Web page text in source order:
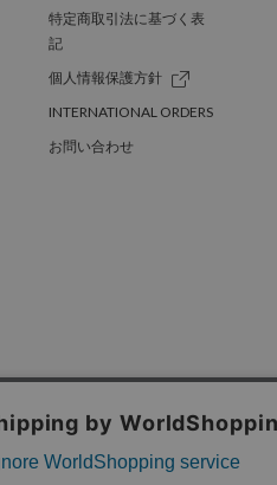
特定商取引法に基づく表
記
個人情報保護方針
INTERNATIONAL ORDERS
お問い合わせ
採用情報